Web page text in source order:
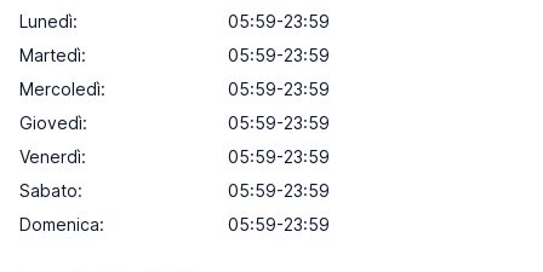
Lunedì:
05:59-23:59
Martedì:
05:59-23:59
Mercoledì:
05:59-23:59
Giovedì:
05:59-23:59
Venerdì:
05:59-23:59
Sabato:
05:59-23:59
Domenica: 05:59-23:59